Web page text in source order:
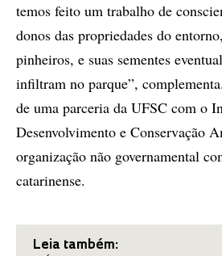
temos feito um trabalho de
donos das propriedades do
pinheiros, e suas sementes
infiltram no parque”,
de uma parceria da UFSC com o
Desenvolvimento e Conservação
organização não governamental
catarinense.
Leia também: